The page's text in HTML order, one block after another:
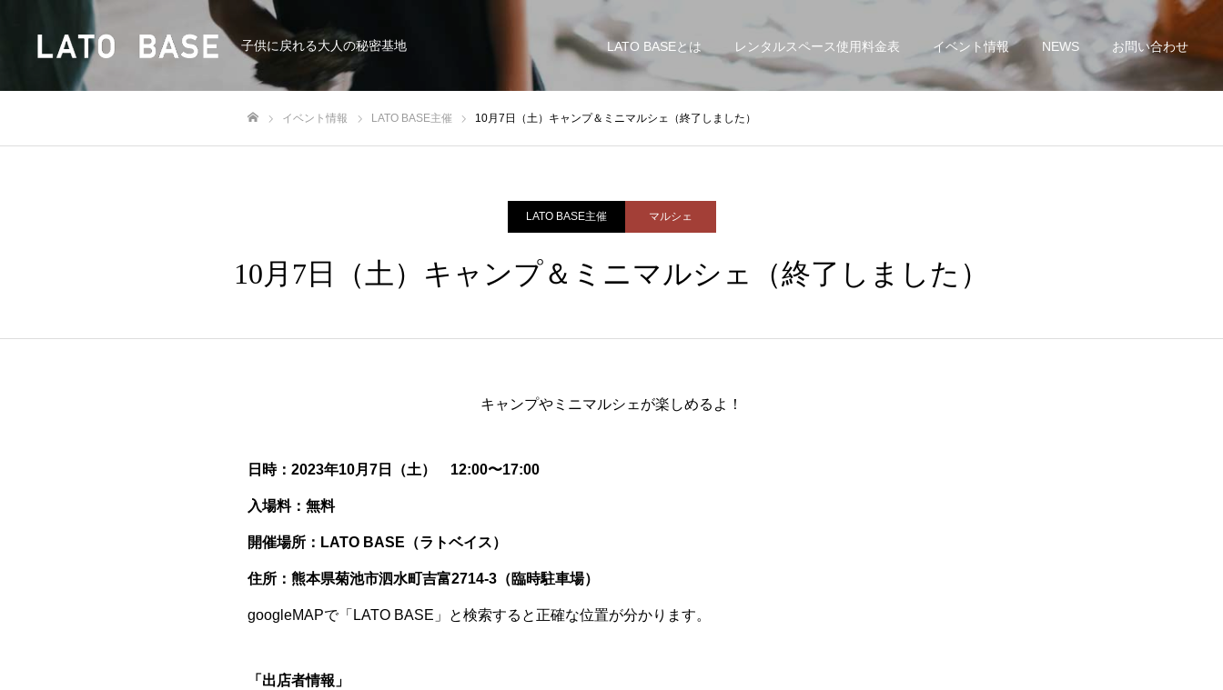
子供に戻れる大人の秘密基地 LATO BASEとは レンタルスペース使用料金表 イベント情報 NEWS お問い合わせ
イベント情報 LATO BASE主催 10月7日（土）キャンプ＆ミニマルシェ（終了しました）
LATO BASE主催 マルシェ
10月7日（土）キャンプ＆ミニマルシェ（終了しました）
キャンプやミニマルシェが楽しめるよ！
日時：2023年10月7日（土） 12:00〜17:00
入場料：無料
開催場所：LATO BASE（ラトベイス）
住所：熊本県菊池市泗水町吉富2714-3（臨時駐車場）
googleMAPで「LATO BASE」と検索すると正確な位置が分かります。
「出店者情報」